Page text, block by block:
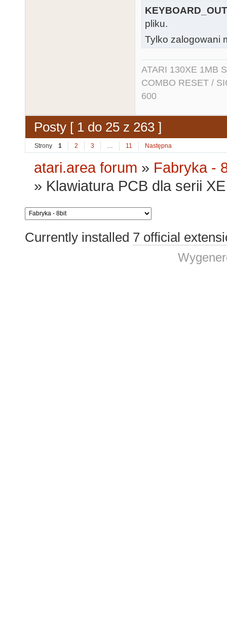
pliku.
Tylko zalogowani
ATARI 130XE 1MB
COMBO RESET /
600
Posty [ 1 do 25 z 263 ]
Strony 1 2 3 11 Następna
atari.area forum » Fabryka -
» Klawiatura PCB dla serii
Currently installed 7 official